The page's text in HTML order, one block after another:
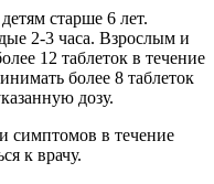
старше 6 лет.
2-3 часа. Взрослым и
12 таблеток в течение
более 8 таблеток
дозу.
симптомов в течение
к врачу.